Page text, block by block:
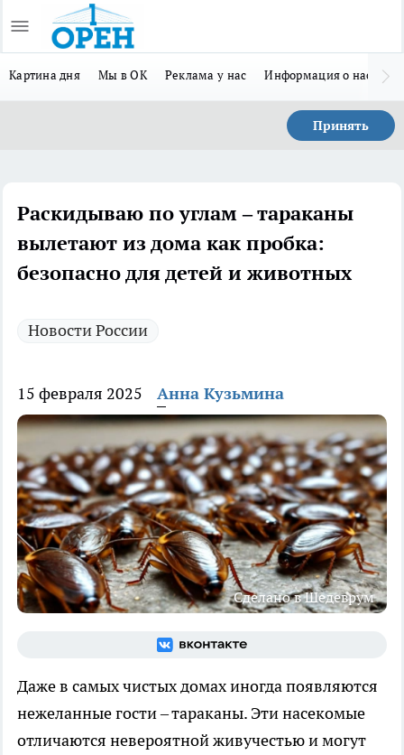
Картина дня Мы в ОК Реклама у нас Информация о нас
Принять
Раскидываю по углам – тараканы
вылетают из дома как пробка:
безопасно для детей и животных
Новости России
15 февраля 2025 Анна Кузьмина
Сделано в Шедеврум
Даже в самых чистых домах иногда появляются
нежеланные гости – тараканы. Эти насекомые
отличаются невероятной живучестью и могут